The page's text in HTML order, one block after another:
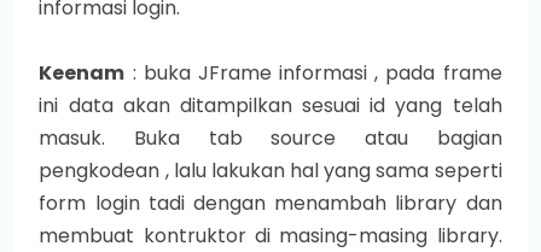
informasi login.
Keenam : buka JFrame informasi , pada frame
ini data akan ditampilkan sesuai id yang telah
masuk. Buka tab source atau bagian
pengkodean , lalu lakukan hal yang sama seperti
form login tadi dengan menambah library dan
membuat kontruktor di masing-masing library.